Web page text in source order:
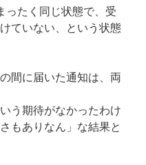
ったく同じ状態で、受
ていない、という状態
間に届いた通知は、両
う期待がなかったわけ
もありなん」な結果と